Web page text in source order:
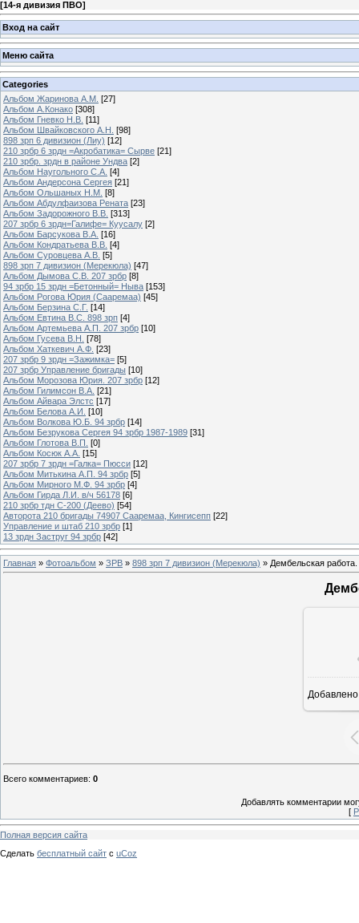
[14-я дивизия ПВО]
Вход на сайт
Меню сайта
Categories
Альбом Жаринова А.М. [27]
Альбом А.Конако [308]
Альбом Гневко Н.В. [11]
Альбом Швайковского А.Н. [98]
898 зрп 6 дивизион (Лиу) [12]
210 зрбр 6 зрдн =Акробатика= Сырве [21]
210 зрбр. зрдн в районе Ундва [2]
Альбом Наугольного С.А. [4]
Альбом Андерсона Сергея [21]
Альбом Ольшаных Н.М. [8]
Альбом Абдулфаизова Рената [23]
Альбом Задорожного В.В. [313]
207 зрбр 6 зрдн=Галифе= Куусалу [2]
Альбом Барсукова В.А. [16]
Альбом Кондратьева В.В. [4]
Альбом Суровцева А.В. [5]
898 зрп 7 дивизион (Мерекюла) [47]
Альбом Дымова С.В. 207 зрбр [8]
94 зрбр 15 зрдн =Бетонный= Ныва [153]
Альбом Рогова Юрия (Сааремаа) [45]
Альбом Берзина С.Г. [14]
Альбом Евтина В.С. 898 зрп [4]
Альбом Артемьева А.П. 207 зрбр [10]
Альбом Гусева В.Н. [78]
Альбом Хаткевич А.Ф. [23]
207 зрбр 9 зрдн =Зажимка= [5]
207 зрбр Управление бригады [10]
Альбом Морозова Юрия. 207 зрбр [12]
Альбом Гилимсон В.А. [21]
Альбом Айвара Элстс [17]
Альбом Белова А.И. [10]
Альбом Волкова Ю.Б. 94 зрбр [14]
Альбом Безрукова Сергея 94 зрбр 1987-1989 [31]
Альбом Глотова В.П. [0]
Альбом Косюк А.А. [15]
207 зрбр 7 зрдн =Галка= Пюсси [12]
Альбом Митькина А.П. 94 зрбр [5]
Альбом Мирного М.Ф. 94 зрбр [4]
Альбом Гирда Л.И. в/ч 56178 [6]
210 зрбр тдн С-200 (Деево) [54]
Авторота 210 бригады 74907 Сааремаа, Кингисепп [22]
Управление и штаб 210 зрбр [1]
13 зрдн Заструг 94 зрбр [42]
Главная » Фотоальбом » ЗРВ » 898 зрп 7 дивизион (Мерекюла) » Дембельская работа.
Добавлено
Всего комментариев: 0
Добавлять комментарии
[
Полная версия сайта
Сделать бесплатный сайт с uCoz